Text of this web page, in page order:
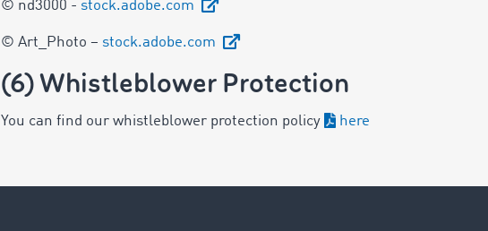
© nd3000 - stock.adobe.com
© Art_Photo – stock.adobe.com
(6) Whistleblower Protection
You can find our whistleblower protection policy here